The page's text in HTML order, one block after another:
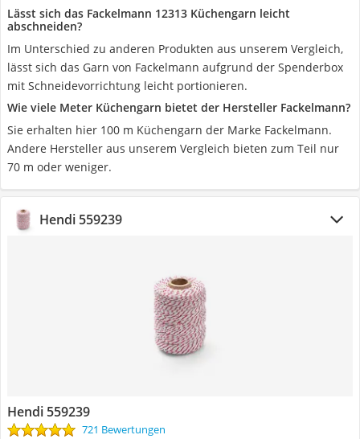
Lässt sich das Fackelmann 12313 Küchengarn leicht
abschneiden?
Im Unterschied zu anderen Produkten aus unserem Vergleich,
lässt sich das Garn von Fackelmann aufgrund der Spenderbox
mit Schneidevorrichtung leicht portionieren.
Wie viele Meter Küchengarn bietet der Hersteller Fackelmann?
Sie erhalten hier 100 m Küchengarn der Marke Fackelmann.
Andere Hersteller aus unserem Vergleich bieten zum Teil nur
70 m oder weniger.
Hendi 559239
Hendi 559239
721 Bewertungen